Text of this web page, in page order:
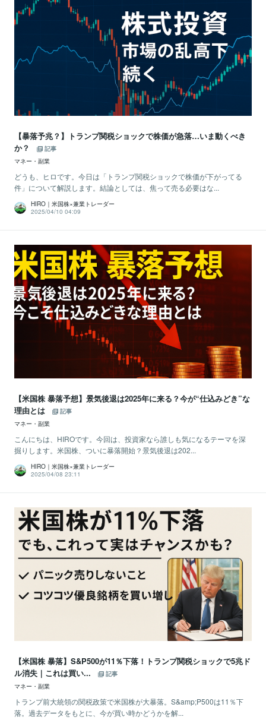
【暴落予兆？】トランプ関税ショックで株価が急落…いま動くべき
か？
記事
マネー・副業
どうも、ヒロです。今日は「トランプ関税ショックで株価が下がってる
件」について解説します。結論としては、焦って売る必要はな...
HIRO｜米国株×兼業トレーダー
2025/04/10 04:09
【米国株 暴落予想】景気後退は2025年に来る？今が“仕込みどき”な
理由とは
記事
マネー・副業
こんにちは、HIROです。今回は、投資家なら誰しも気になるテーマを深
掘りします。米国株、ついに暴落開始？景気後退は202...
HIRO｜米国株×兼業トレーダー
2025/04/08 23:11
【米国株 暴落】S&P500が11％下落！トランプ関税ショックで5兆ド
ル消失｜これは買い...
記事
マネー・副業
トランプ前大統領の関税政策で米国株が大暴落。S&amp;P500は11％下
落。過去データをもとに、今が買い時かどうかを解...